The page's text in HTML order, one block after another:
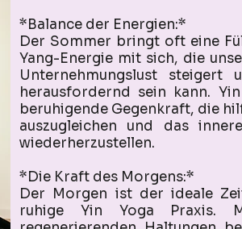
*Balance der Energien:*
Der Sommer bringt oft eine
Yang-Energie mit sich, die
Unternehmungslust steigert
herausfordernd sein kann.
beruhigende Gegenkraft, die
auszugleichen und das
wiederherzustellen.
*Die Kraft des Morgens:*
Der Morgen ist der ideale
ruhige Yin Yoga Praxis.